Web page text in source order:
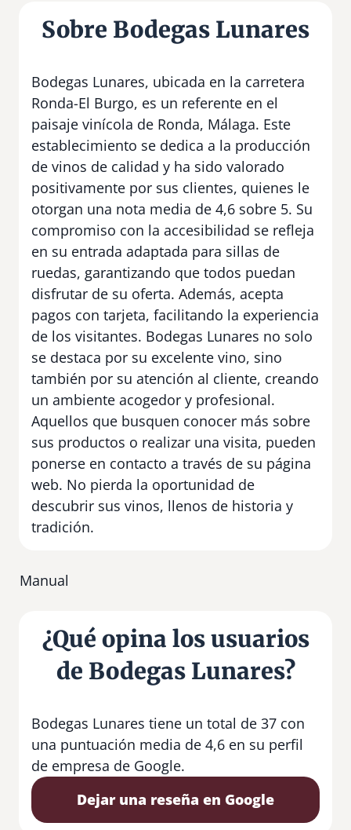
Sobre Bodegas Lunares
Bodegas Lunares, ubicada en la carretera
Ronda-El Burgo, es un referente en el
paisaje vinícola de Ronda, Málaga. Este
establecimiento se dedica a la producción
de vinos de calidad y ha sido valorado
positivamente por sus clientes, quienes le
otorgan una nota media de 4,6 sobre 5. Su
compromiso con la accesibilidad se refleja
en su entrada adaptada para sillas de
ruedas, garantizando que todos puedan
disfrutar de su oferta. Además, acepta
pagos con tarjeta, facilitando la experiencia
de los visitantes. Bodegas Lunares no solo
se destaca por su excelente vino, sino
también por su atención al cliente, creando
un ambiente acogedor y profesional.
Aquellos que busquen conocer más sobre
sus productos o realizar una visita, pueden
ponerse en contacto a través de su página
web. No pierda la oportunidad de
descubrir sus vinos, llenos de historia y
tradición.
Manual
¿Qué opina los usuarios
de Bodegas Lunares?
Bodegas Lunares tiene un total de 37 con
una puntuación media de 4,6 en su perfil
de empresa de Google.
Dejar una reseña en Google